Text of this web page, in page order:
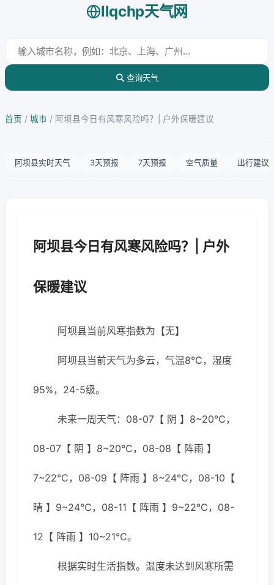
llqchp天气网
查询天气
首页 / 城市 / 阿坝县今日有风寒风险吗？| 户外保暖建议
阿坝县实时天气 3天预报 7天预报 空气质量 出行建议
阿坝县今日有风寒风险吗？| 户外
保暖建议
阿坝县当前风寒指数为【无】
阿坝县当前天气为多云，气温8℃，湿度
95%，24-5级。
未来一周天气：08-07【 阴 】8~20℃，
08-07【 阴 】8~20℃，08-08【 阵雨 】
7~22℃，08-09【 阵雨 】8~24℃，08-10【
晴 】9~24℃，08-11【 阵雨 】9~22℃，08-
12【 阵雨 】10~21℃。
根据实时生活指数。温度未达到风寒所需